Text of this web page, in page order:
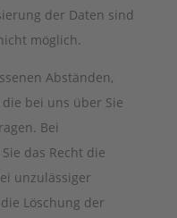
der Daten sind
möglich.
Abständen,
bei uns über Sie
Bei
das Recht die
unzulässiger
Löschung der